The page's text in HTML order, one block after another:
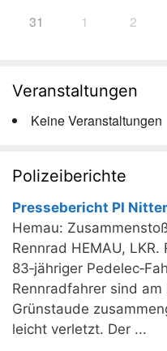
31 1 2
Veranstaltungen
Keine Veranstaltungen
Polizeiberichte
Pressebericht PI
Hemau:
Rennrad HEMAU, LKR.
83‑jähriger
Rennradfahrer sind
Grünstaude
leicht verletzt. Der ...